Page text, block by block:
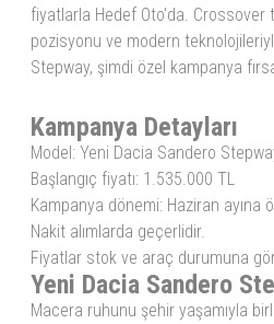
fiyatlarla Hedef Oto'da. Crossover
pozisyonu ve modern
Stepway, şimdi özel kampanya
Kampanya Detayları
Model: Yeni Dacia Sandero
Başlangıç fiyatı: 1.535.000 TL
Kampanya dönemi: Haziran ayına
Nakit alımlarda geçerlidir.
Fiyatlar stok ve araç durumuna
Yeni Dacia Sandero
Macera ruhunu şehir yaşamıyla